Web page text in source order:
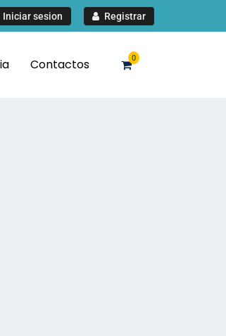
Iniciar sesion Registrar
Contactos 0